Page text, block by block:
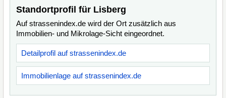
Standortprofil für Lisberg
Auf strassenindex.de wird der Ort zusätzlich aus
Immobilien- und Mikrolage-Sicht eingeordnet.
Detailprofil auf strassenindex.de
Immobilienlage auf strassenindex.de